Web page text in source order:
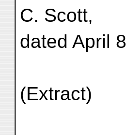
C. Scott,
dated April
(Extract)